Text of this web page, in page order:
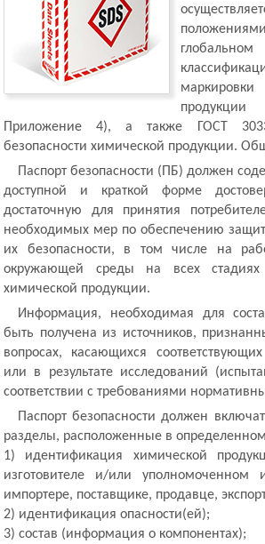
Приложение 4), а также ГОСТ
безопасности химической продукции.
Паспорт безопасности (ПБ) должен
доступной и краткой форме
достаточную для принятия
необходимых мер по обеспечению
их безопасности, в том числе на
окружающей среды на всех стадиях
химической продукции.
Информация, необходимая для
быть получена из источников,
вопросах, касающихся
или в результате исследований
соответствии с требованиями
Паспорт безопасности должен
разделы, расположенные в
1) идентификация химической
изготовителе и/или уполномоченном
импортере, поставщике, продавце,
2) идентификация опасности(ей);
3) состав (информация о компонентах);